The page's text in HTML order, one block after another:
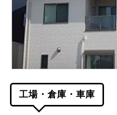
工場・倉庫・車庫